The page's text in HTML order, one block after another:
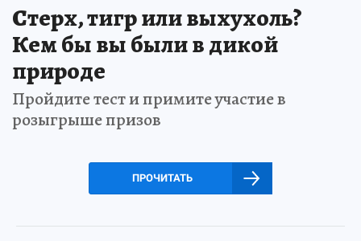
Стерх, тигр или выхухоль?
Кем бы вы были в дикой
природе
Пройдите тест и примите участие в
розыгрыше призов
ПРОЧИТАТЬ